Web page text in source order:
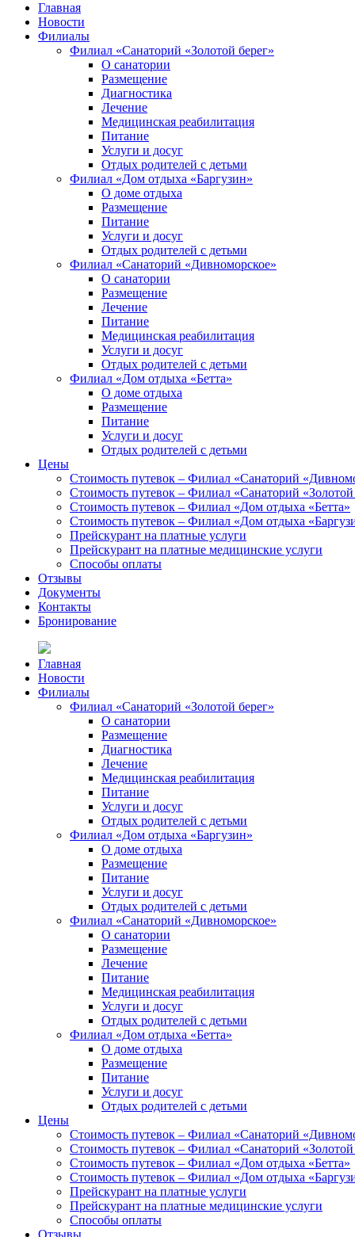
Главная
Новости
Филиалы
Филиал «Санаторий «Золотой берег»
О санатории
Размещение
Диагностика
Лечение
Медицинская реабилитация
Питание
Услуги и досуг
Отдых родителей с детьми
Филиал «Дом отдыха «Баргузин»
О доме отдыха
Размещение
Питание
Услуги и досуг
Отдых родителей с детьми
Филиал «Санаторий «Дивноморское»
О санатории
Размещение
Лечение
Питание
Медицинская реабилитация
Услуги и досуг
Отдых родителей с детьми
Филиал «Дом отдыха «Бетта»
О доме отдыха
Размещение
Питание
Услуги и досуг
Отдых родителей с детьми
Цены
Стоимость путевок – Филиал «Санаторий
Стоимость путевок – Филиал «Санаторий «Золотой
Стоимость путевок – Филиал «Дом отдыха «Бетта»
Стоимость путевок – Филиал «Дом отдыха
Прейскурант на платные услуги
Прейскурант на платные медицинские услуги
Способы оплаты
Отзывы
Документы
Контакты
Бронирование
Главная
Новости
Филиалы
Филиал «Санаторий «Золотой берег»
О санатории
Размещение
Диагностика
Лечение
Медицинская реабилитация
Питание
Услуги и досуг
Отдых родителей с детьми
Филиал «Дом отдыха «Баргузин»
О доме отдыха
Размещение
Питание
Услуги и досуг
Отдых родителей с детьми
Филиал «Санаторий «Дивноморское»
О санатории
Размещение
Лечение
Питание
Медицинская реабилитация
Услуги и досуг
Отдых родителей с детьми
Филиал «Дом отдыха «Бетта»
О доме отдыха
Размещение
Питание
Услуги и досуг
Отдых родителей с детьми
Цены
Стоимость путевок – Филиал «Санаторий
Стоимость путевок – Филиал «Санаторий «Золотой
Стоимость путевок – Филиал «Дом отдыха «Бетта»
Стоимость путевок – Филиал «Дом отдыха
Прейскурант на платные услуги
Прейскурант на платные медицинские услуги
Способы оплаты
Отзывы